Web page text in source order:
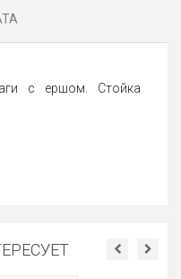
с ершом. Стойка